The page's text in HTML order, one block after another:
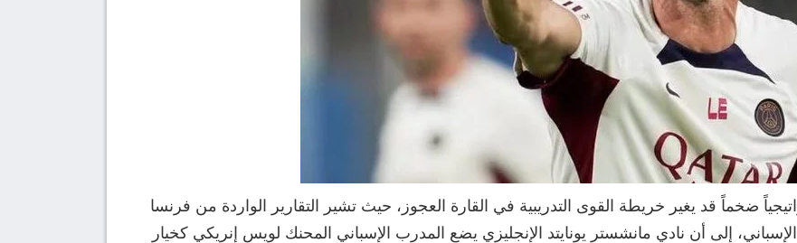
ضخماً قد يغير خريطة القوى التدريبية في القارة العجوز، حيث تشير التقارير الواردة من فرنسا
إلى أن نادي مانشستر يونايتد الإنجليزي يضع المدرب الإسباني المحنك لويس إنريكي كخيار